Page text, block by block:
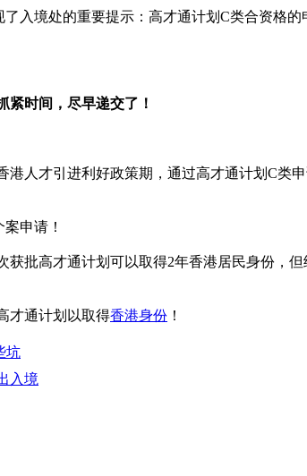
入境处的重要提示：高才通计划C类合资格的
时间，尽早递交了！
人才引进利好政策期，通过高才通计划C类
申请！
批高才通计划可以取得2年香港居民身份，
才通计划以取得香港身份 ！
坑
入境